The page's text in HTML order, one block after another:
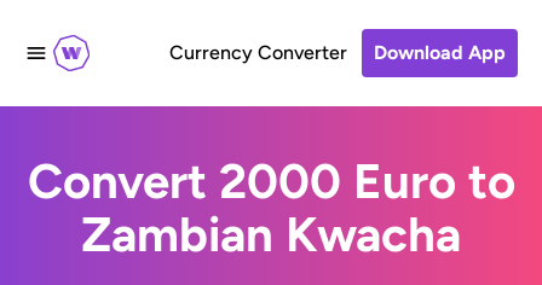
Currency Converter Download App
Convert 2000 Euro to
Zambian Kwacha